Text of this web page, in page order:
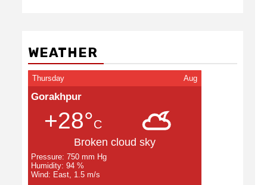
WEATHER
Thursday Aug
Gorakhpur
+28°C
Broken cloud sky
Pressure: 750 mm Hg
Humidity: 94 %
Wind: East, 1.5 m/s